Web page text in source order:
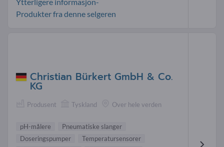
Produkter fra denne selgeren
Christian Bürkert GmbH & Co.
KG
Produsent Tyskland Over hele verden
pH-målere
Pneumatiske slanger
Doseringspumper
Temperatursensorer